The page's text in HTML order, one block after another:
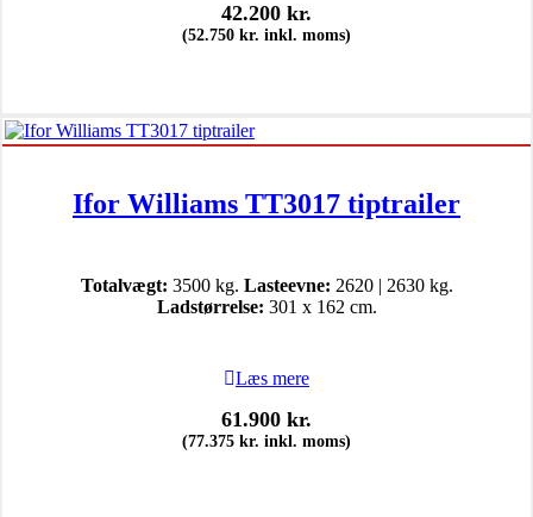
42.200 kr.
(52.750 kr. inkl. moms)
Ifor Williams TT3017 tiptrailer
Totalvægt: 3500 kg. Lasteevne: 2620 | 2630 kg.
Ladstørrelse: 301 x 162 cm.
Læs mere
61.900 kr.
(77.375 kr. inkl. moms)